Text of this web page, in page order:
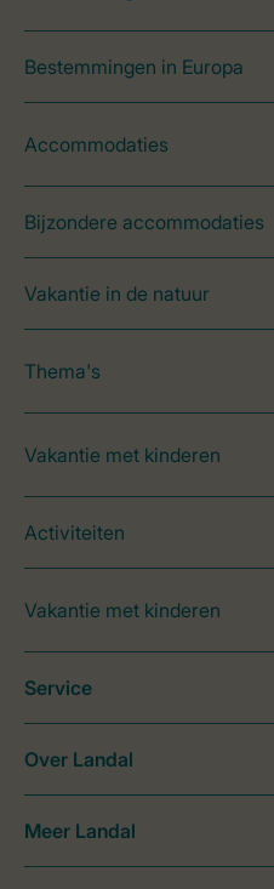
Bestemmingen in Europa
Accommodaties
Bijzondere accommodaties
Vakantie in de natuur
Thema's
Vakantie met kinderen
Activiteiten
Vakantie met kinderen
Service
Over Landal
Meer Landal